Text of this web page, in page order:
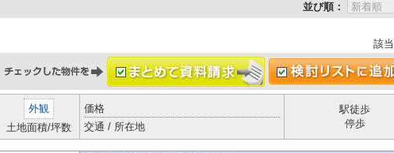
並び順：
該
外観
土地面積/坪数
価格
交通 / 所在地
駅徒歩
停歩